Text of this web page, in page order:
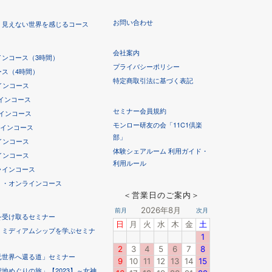
えない世界を感じるコース
コース（3時間）
（4時間）
コース
ンコース
ンコース
ンコース
コース
コース
ンコース
オンラインコース
け取るセミナー
ディアムシップを学ぶセミナ
界へ還る道」セミナー
お問い合わせ
会社案内
プライバシーポリシー
特定商取引法に基づく表記
セミナー会員規約
モンロー研友の会「11C1倶楽
部」
体験シェアルーム 利用ガイド・
利用ルール
＜営業日のご案内＞